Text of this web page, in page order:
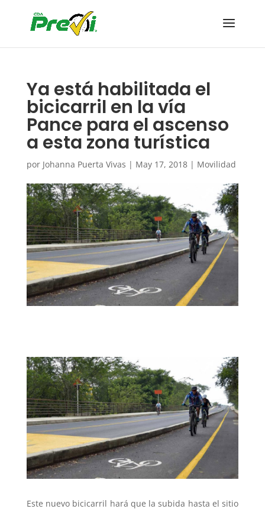
Ya está habilitada el
bicicarril en la vía
Pance para el ascenso
a esta zona turística
por Johanna Puerta Vivas | May 17, 2018| Movilidad
Este nuevo bicicarril hará que la subida hasta el sitio